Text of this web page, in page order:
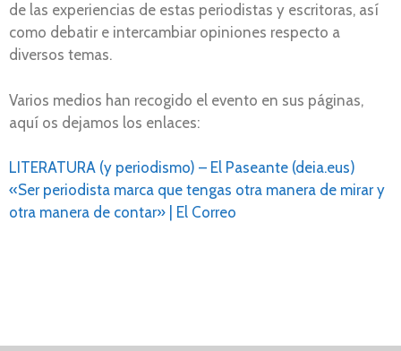
de las experiencias de estas periodistas y escritoras, así
como debatir e intercambiar opiniones respecto a
diversos temas.
Varios medios han recogido el evento en sus páginas,
aquí os dejamos los enlaces:
LITERATURA (y periodismo) – El Paseante (deia.eus)
«Ser periodista marca que tengas otra manera de mirar y
otra manera de contar» | El Correo